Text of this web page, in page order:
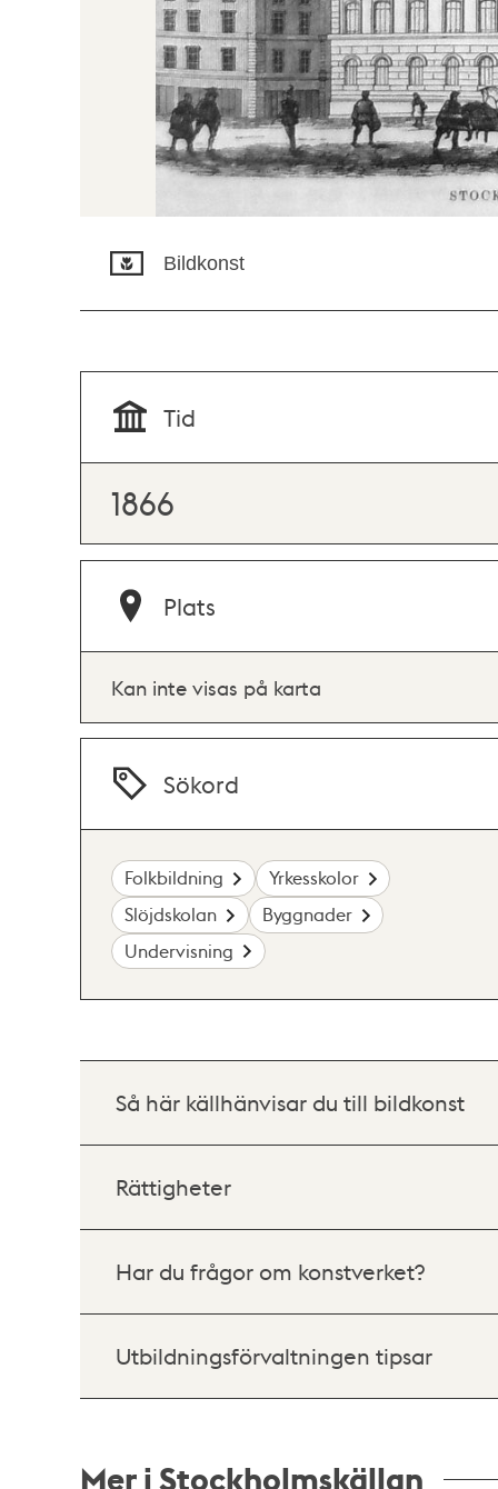
Bildkonst
Tid
1866
Plats
Kan inte visas på karta
Sökord
Folkbildning
Yrkesskolor
Slöjdskolan
Byggnader
Undervisning
Så här källhänvisar du till bildkonst
Rättigheter
Har du frågor om konstverket?
Utbildningsförvaltningen tipsar
Mer i Stockholmskällan